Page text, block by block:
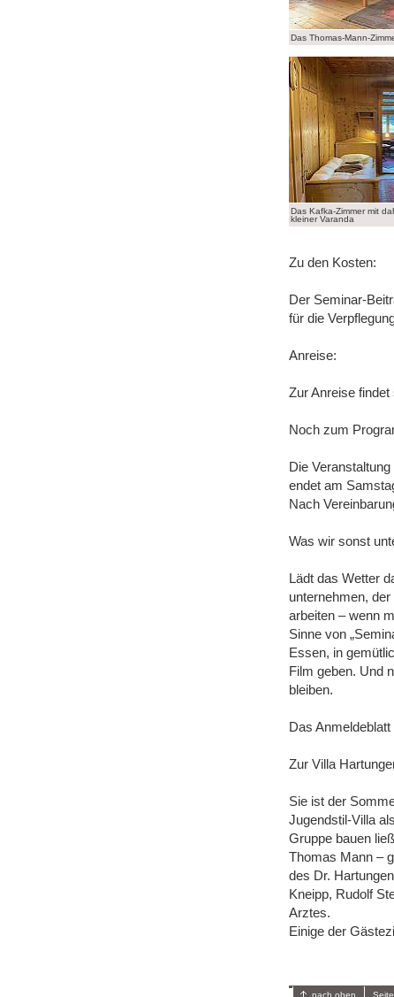
Das Thomas-Mann-
Das Kafka-Zimmer mit
kleiner Varanda
Zu den Kosten:
Der Seminar-
für die
Anreise:
Zur Anreise
Noch zum
Die
endet am
Nach
Was wir sonst
Lädt das Wetter
unternehmen,
arbeiten ‒ wenn
Sinne von
Essen, in
Film geben. Und
bleiben.
Das
Zur Villa
Sie ist der
Jugendstil-Villa
Gruppe bauen
Thomas Mann –
des Dr.
Kneipp, Rudolf
Arztes.
Einige der
nach oben